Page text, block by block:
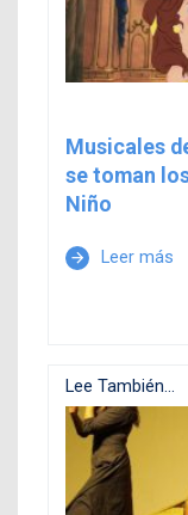
Musicales
se toman
Niño
arrow_forward Leer más
Lee También...